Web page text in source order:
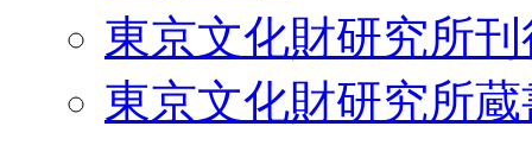
東京文化財研究所
東京文化財研究所